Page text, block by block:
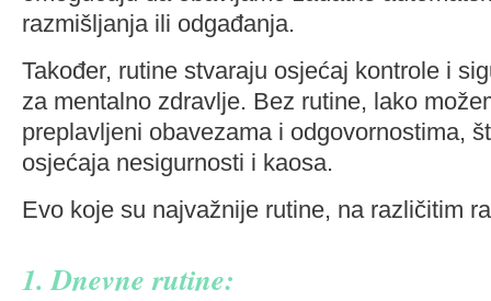
razmišljanja ili odgađanja.
Također, rutine stvaraju osjećaj kontrole i
za mentalno zdravlje. Bez rutine, lako
preplavljeni obavezama i odgovornostima,
osjećaja nesigurnosti i kaosa.
Evo koje su najvažnije rutine, na različitim
1. Dnevne rutine: